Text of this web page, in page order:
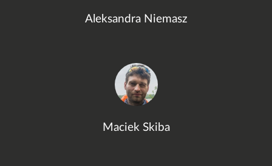
Aleksandra Niemasz
Maciek Skiba